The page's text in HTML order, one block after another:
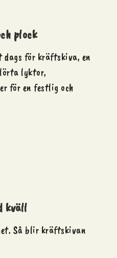
plock
dags för kräftskiva, en
lyktor,
för en festlig och
kväll
Så blir kräftskivan